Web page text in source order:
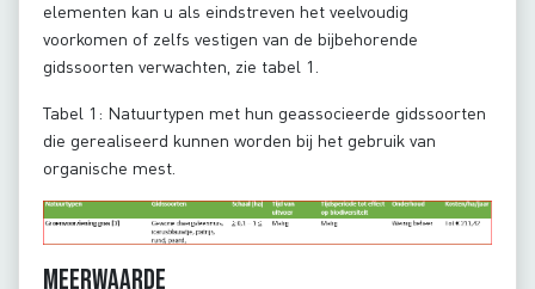
elementen kan u als eindstreven het veelvoudig
voorkomen of zelfs vestigen van de bijbehorende
gidssoorten verwachten, zie tabel 1.
Tabel 1: Natuurtypen met hun geassocieerde gidssoorten
die gerealiseerd kunnen worden bij het gebruik van
organische mest.
Meerwaarde